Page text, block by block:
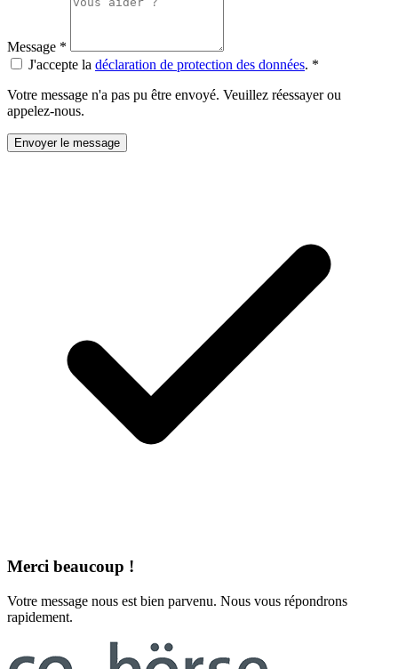
Message *
J'accepte la déclaration de protection des données. *
Votre message n'a pas pu être envoyé. Veuillez réessayer ou
appelez-nous.
Envoyer le message
Merci beaucoup !
Votre message nous est bien parvenu. Nous vous répondrons
rapidement.